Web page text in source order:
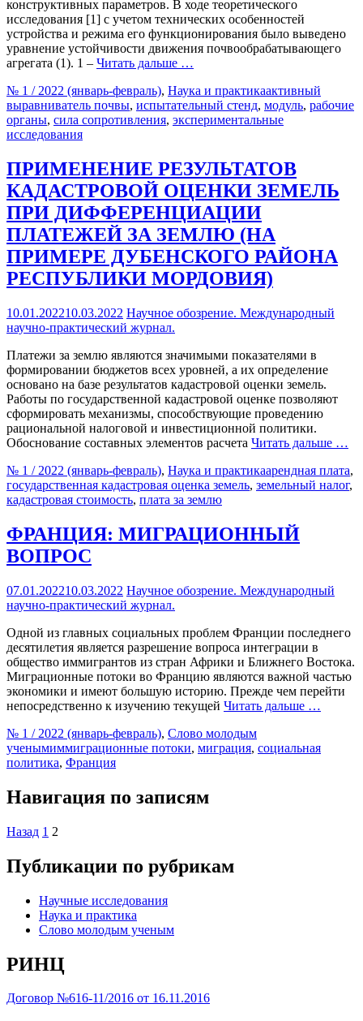
конструктивных параметров. В ходе теоретического
исследования [1] с учетом технических особенностей
устройства и режима его функционирования было выведено
уравнение устойчивости движения почвообрабатывающего
агрегата (1). 1 – Читать дальше …
№ 1 / 2022 (январь-февраль), Наука и практикаактивный
выравниватель почвы, испытательный стенд, модуль, рабочие
органы, сила сопротивления, экспериментальные
исследования
ПРИМЕНЕНИЕ РЕЗУЛЬТАТОВ
КАДАСТРОВОЙ ОЦЕНКИ ЗЕМЕЛЬ
ПРИ ДИФФЕРЕНЦИАЦИИ
ПЛАТЕЖЕЙ ЗА ЗЕМЛЮ (НА
ПРИМЕРЕ ДУБЕНСКОГО РАЙОНА
РЕСПУБЛИКИ МОРДОВИЯ)
10.01.202210.03.2022 Научное обозрение. Международный
научно-практический журнал.
Платежи за землю являются значимыми показателями в
формировании бюджетов всех уровней, а их определение
основано на базе результатов кадастровой оценки земель.
Работы по государственной кадастровой оценке позволяют
сформировать механизмы, способствующие проведению
рациональной налоговой и инвестиционной политики.
Обоснование составных элементов расчета Читать дальше …
№ 1 / 2022 (январь-февраль), Наука и практикаарендная плата,
государственная кадастровая оценка земель, земельный налог,
кадастровая стоимость, плата за землю
ФРАНЦИЯ: МИГРАЦИОННЫЙ
ВОПРОС
07.01.202210.03.2022 Научное обозрение. Международный
научно-практический журнал.
Одной из главных социальных проблем Франции последнего
десятилетия является разрешение вопроса интеграции в
общество иммигрантов из стран Африки и Ближнего Востока.
Миграционные потоки во Францию являются важной частью
экономики и имеют большую историю. Прежде чем перейти
непосредственно к изучению текущей Читать дальше …
№ 1 / 2022 (январь-февраль), Слово молодым
ученымиммиграционные потоки, миграция, социальная
политика, Франция
Навигация по записям
Назад 1 2
Публикации по рубрикам
Научные исследования
Наука и практика
Слово молодым ученым
РИНЦ
Договор №616-11/2016 от 16.11.2016